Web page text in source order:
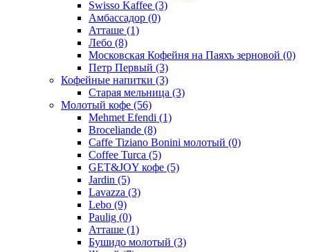
Swisso Kaffee (3)
Амбассадор (0)
Атташе (1)
Лебо (8)
Московская Кофейня на Паяхъ зерновой (0)
Петр Первый (3)
Кофейные напитки (3)
Старая мельница (3)
Молотый кофе (56)
Mehmet Efendi (1)
Broceliande (8)
Caffe Tiziano Bonini молотый (0)
Coffee Turca (5)
GET&JOY кофе (5)
Jardin (5)
Lavazza (3)
Lebo (9)
Paulig (0)
Атташе (1)
Бушидо молотый (3)